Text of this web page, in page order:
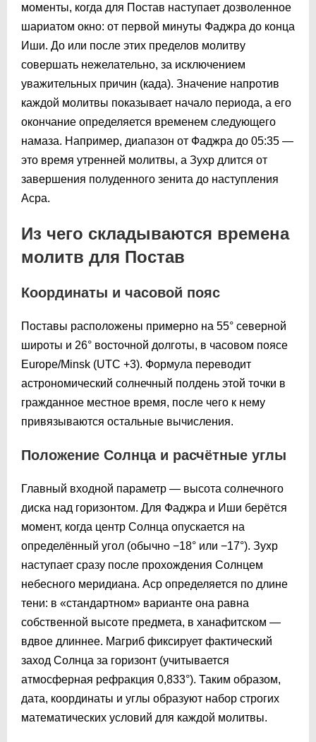
моменты, когда для Постав наступает дозволенное
шариатом окно: от первой минуты Фаджра до конца
Иши. До или после этих пределов молитву
совершать нежелательно, за исключением
уважительных причин (када). Значение напротив
каждой молитвы показывает начало периода, а его
окончание определяется временем следующего
намаза. Например, диапазон от Фаджра до 05:35 —
это время утренней молитвы, а Зухр длится от
завершения полуденного зенита до наступления
Асра.
Из чего складываются времена
молитв для Постав
Координаты и часовой пояс
Поставы расположены примерно на 55° северной
широты и 26° восточной долготы, в часовом поясе
Europe/Minsk (UTC +3). Формула переводит
астрономический солнечный полдень этой точки в
гражданное местное время, после чего к нему
привязываются остальные вычисления.
Положение Солнца и расчётные углы
Главный входной параметр — высота солнечного
диска над горизонтом. Для Фаджра и Иши берётся
момент, когда центр Солнца опускается на
определённый угол (обычно −18° или −17°). Зухр
наступает сразу после прохождения Солнцем
небесного меридиана. Аср определяется по длине
тени: в «стандартном» варианте она равна
собственной высоте предмета, в ханафитском —
вдвое длиннее. Магриб фиксирует фактический
заход Солнца за горизонт (учитывается
атмосферная рефракция 0,833°). Таким образом,
дата, координаты и углы образуют набор строгих
математических условий для каждой молитвы.